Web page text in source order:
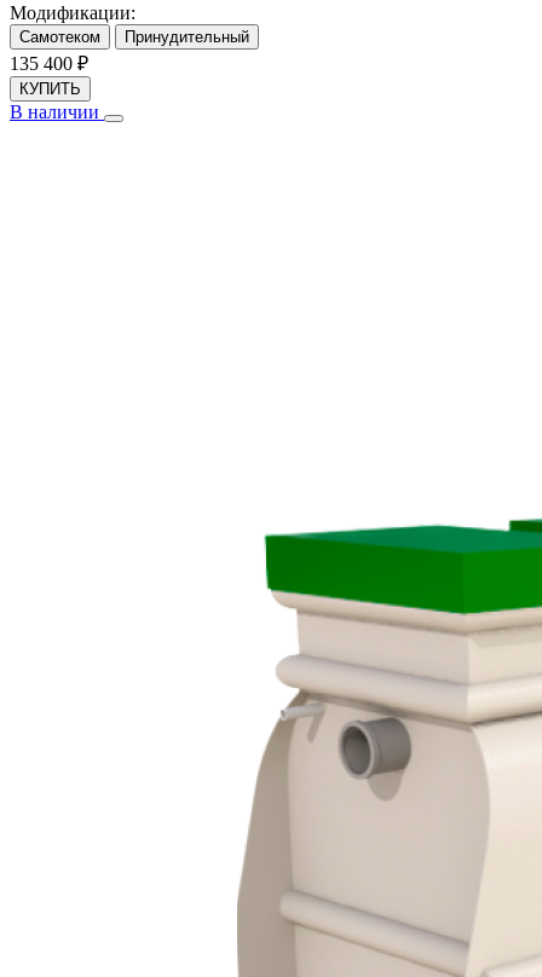
Модификации:
Самотеком Принудительный
135 400 ₽
КУПИТЬ
В наличии